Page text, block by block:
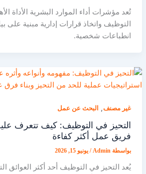
تُعد مؤشرات أداء الموارد البشرية الأداة
التوظيف واتخاذ قرارات إدارية مبنية على
انطباعات شخصية.
غير مصنف, البحث عن عمل
التحيز في التوظيف: كيف تتعرف عليه
فريق عمل أكثر كفاءة
بواسطة Admin
/ يونيو 15, 2026
يُعد التحيز في التوظيف أحد أكثر العوائق